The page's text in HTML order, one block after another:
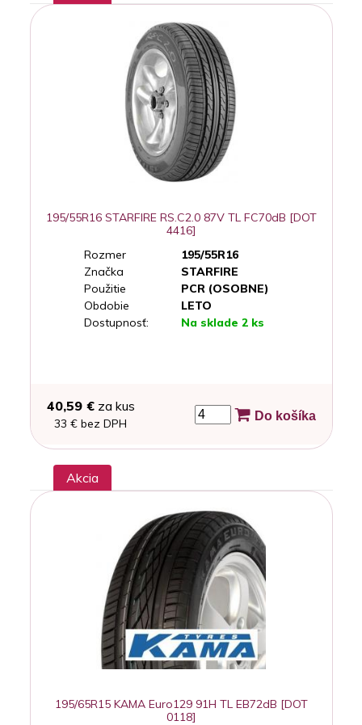
195/55R16 STARFIRE RS.C2.0 87V TL FC70dB [DOT
4416]
Rozmer
195/55R16
Značka
STARFIRE
Použitie
PCR (OSOBNE)
Obdobie
LETO
Dostupnosť:
Na sklade 2 ks
40,59 €za kus
33 € bez DPH
Do košíka
Akcia
195/65R15 KAMA Euro129 91H TL EB72dB [DOT
0118]